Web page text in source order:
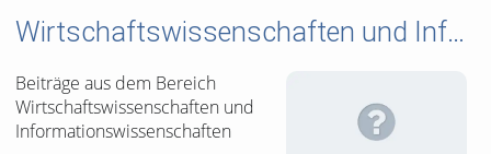
Wirtschaftswissenschaften und Informationswissenschaften
Beiträge aus dem Bereich
Wirtschaftswissenschaften und
Informationswissenschaften